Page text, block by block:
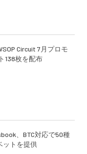
Circuit 7月プロモ
138枚を配布
、BTC対応で50種
ットを提供